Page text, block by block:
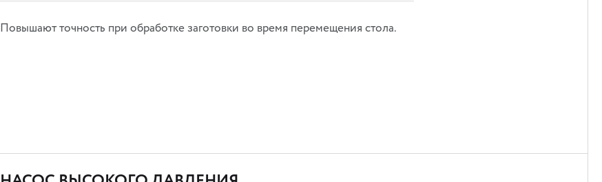
Повышают точность при обработке заготовки во время перемещения стола.